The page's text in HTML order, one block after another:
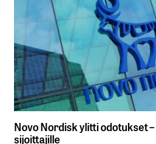
Novo Nordisk ylitti odotukset
sijoittajille